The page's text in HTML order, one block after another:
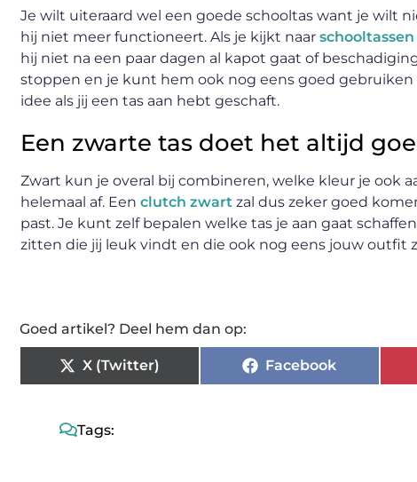
Je wilt uiteraard wel een goede schooltas want je wilt
hij niet meer functioneert. Als je kijkt naar
hij niet na een paar dagen al kapot gaat of
stoppen en je kunt hem ook nog eens goed
idee als jij een tas aan hebt geschaft.
Een zwarte tas doet het altijd
Zwart kun je overal bij combineren, welke kleur je ook
helemaal af. Een clutch zwart zal dus zeker goed
past. Je kunt zelf bepalen welke tas je aan gaat
zitten die jij leuk vindt en die ook nog eens jouw outfit
Goed artikel? Deel hem dan op:
X (Twitter) Facebook
Tags: